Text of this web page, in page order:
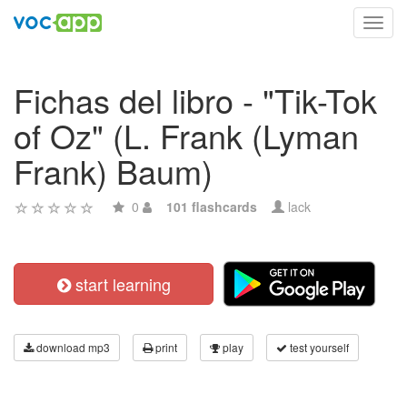
Fichas del libro - "Tik-Tok
of Oz" (L. Frank (Lyman
Frank) Baum)
0 101 flashcards lack
start learning
download mp3 print play test yourself